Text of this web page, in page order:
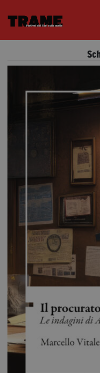
Trame.15
Accrediti Stampa |
Rassegna Stampa
Partecipa
Diventa Partner
Sostienici
Fondazione
La fondazione 2025
Civico Trame
Progetto Trame a
Progetto Visioni